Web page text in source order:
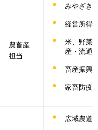
農畜産
担当
みやざき
経営所得
米、野菜
産・流通
畜産振興
家畜防疫
広域農道